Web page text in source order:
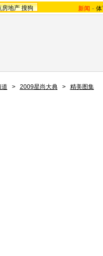
房地产 搜狗 新闻 -
道 > 2009星尚大典 > 精美图集